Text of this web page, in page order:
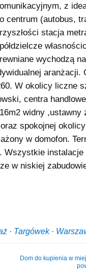
z
centrum (autobus,
stacja
wychodzą
aranżacji.
W okolicy liczne
centra
widny ,ustawny
spokojnej
w domofon.
Wszystkie
w niskiej
· Targówek·
Dom do kupienia w